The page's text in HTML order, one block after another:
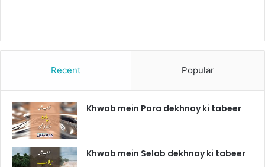
Recent Popular
Khwab mein Para dekhnay ki tabeer
Khwab mein Selab dekhnay ki tabeer